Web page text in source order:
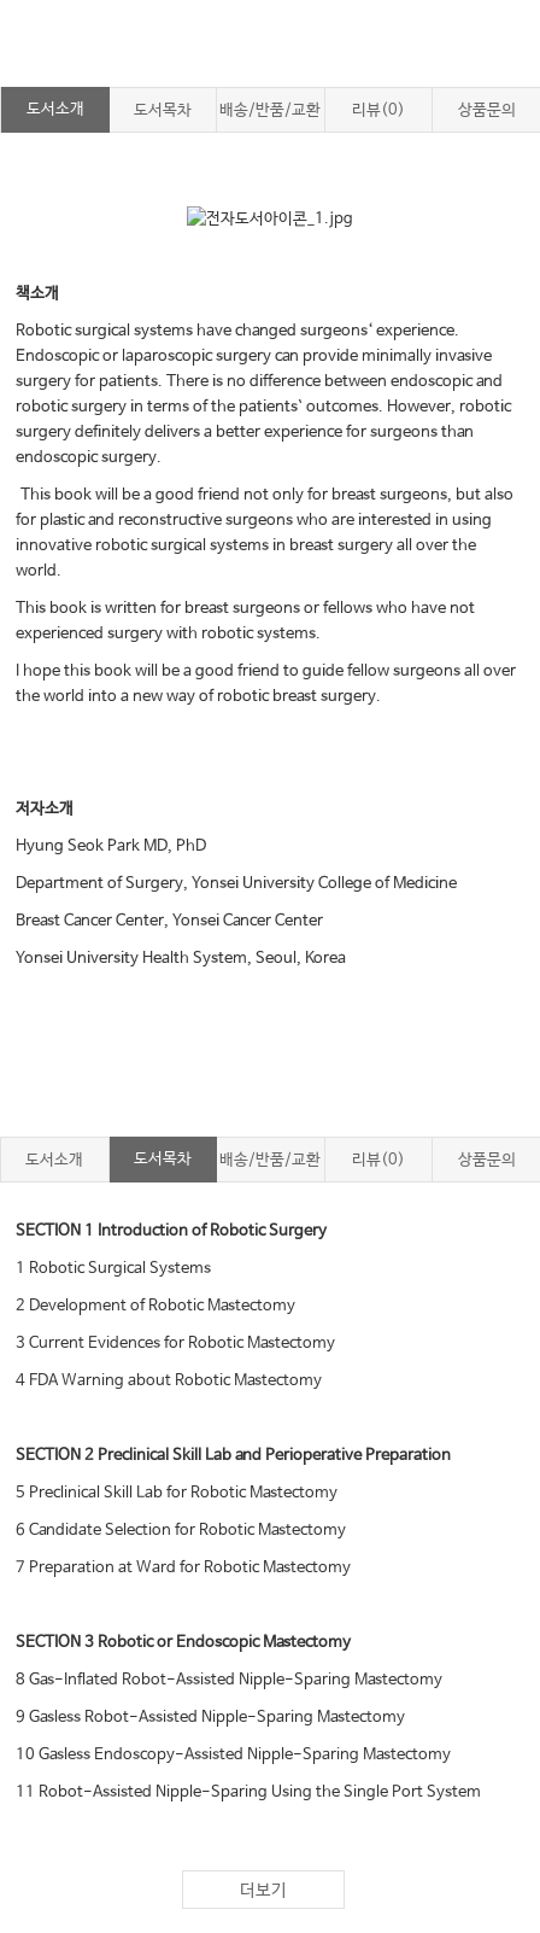
도서소개 도서목차 배송/반품/교환 리뷰(0) 상품문의
책소개
Robotic surgical systems have changed surgeons‘ experience.
Endoscopic or laparoscopic surgery can provide minimally invasive
surgery for patients. There is no difference between endoscopic and
robotic surgery in terms of the patients` outcomes. However, robotic
surgery definitely delivers a better experience for surgeons than
endoscopic surgery.
This book will be a good friend not only for breast surgeons, but also
for plastic and reconstructive surgeons who are interested in using
innovative robotic surgical systems in breast surgery all over the
world.
This book is written for breast surgeons or fellows who have not
experienced surgery with robotic systems.
I hope this book will be a good friend to guide fellow surgeons all over
the world into a new way of robotic breast surgery.
저자소개
Hyung Seok Park MD, PhD
Department of Surgery, Yonsei University College of Medicine
Breast Cancer Center, Yonsei Cancer Center
Yonsei University Health System, Seoul, Korea
도서소개 도서목차 배송/반품/교환 리뷰(0) 상품문의
SECTION 1 Introduction of Robotic Surgery
1 Robotic Surgical Systems
2 Development of Robotic Mastectomy
3 Current Evidences for Robotic Mastectomy
4 FDA Warning about Robotic Mastectomy
SECTION 2 Preclinical Skill Lab and Perioperative Preparation
5 Preclinical Skill Lab for Robotic Mastectomy
6 Candidate Selection for Robotic Mastectomy
7 Preparation at Ward for Robotic Mastectomy
SECTION 3 Robotic or Endoscopic Mastectomy
8 Gas-Inflated Robot-Assisted Nipple-Sparing Mastectomy
9 Gasless Robot-Assisted Nipple-Sparing Mastectomy
10 Gasless Endoscopy-Assisted Nipple-Sparing Mastectomy
11 Robot-Assisted Nipple-Sparing Using the Single Port System
SECTION 4 Immediate Prosthetic Breast Reconstruction
12 Introduction of Prosthetic Breast Reconstruction
더보기